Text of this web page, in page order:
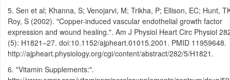
5. Sen et al; Khanna, S; Venojarvi, M; Trikha, P; Ellison, EC; Hunt,
Roy, S (2002). "Copper-induced vascular endothelial growth factor
expression and wound healing.". Am J Physiol Heart Circ Physiol
(5): H1821–27. doi:10.1152/ajpheart.01015.2001. PMID 11959648.
http://ajpheart.physiology.org/cgi/content/abstract/282/5/H1821.
6. "Vitamin Supplements:".